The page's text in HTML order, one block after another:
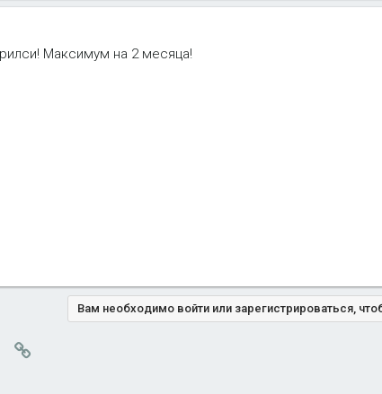
Максимум на 2 месяца!
Вам необходимо войти или зарегистрироваться,
почта